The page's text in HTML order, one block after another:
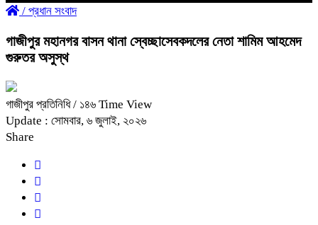
/ প্রধান সংবাদ
গাজীপুর মহানগর বাসন থানা স্বেচ্ছাসেবকদলের নেতা শামিম আহমেদ
গুরুতর অসুস্থ
গাজীপুর প্রতিনিধি/ ১৪৬ Time View
Update : সোমবার, ৬ জুলাই, ২০২৬
Share